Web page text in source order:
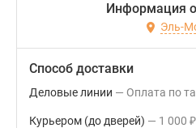
Информация
Эль-
Способ доставки
Деловые линии Оплата по
Курьером (до дверей) 1 000 ₽